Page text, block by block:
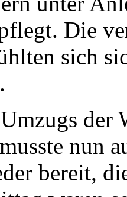
Die
sich
der
nun
bereit,